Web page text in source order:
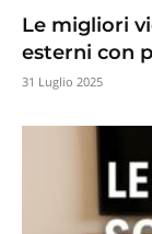
Le migliori
esterni con
31 Luglio 2025